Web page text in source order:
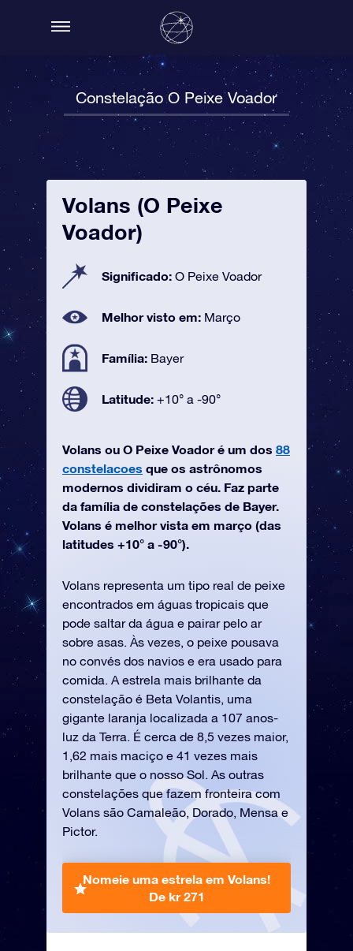
Constelação O Peixe Voador
Volans (O Peixe
Voador)
Significado: O Peixe Voador
Melhor visto em: Março
Família: Bayer
Latitude: +10° a -90°
Volans ou O Peixe Voador é um dos 88
constelacoes que os astrônomos
modernos dividiram o céu. Faz parte
da família de constelações de Bayer.
Volans é melhor vista em março (das
latitudes +10° a -90°).
Volans representa um tipo real de peixe
encontrados em águas tropicais que
pode saltar da água e pairar pelo ar
sobre asas. Às vezes, o peixe pousava
no convés dos navios e era usado para
comida. A estrela mais brilhante da
constelação é Beta Volantis, uma
gigante laranja localizada a 107 anos-
luz da Terra. É cerca de 8,5 vezes maior,
1,62 mais maciço e 41 vezes mais
brilhante que o nosso Sol. As outras
constelações que fazem fronteira com
Volans são Camaleão, Dorado, Mensa e
Pictor.
Nomeie uma estrela em Volans!
De kr 271